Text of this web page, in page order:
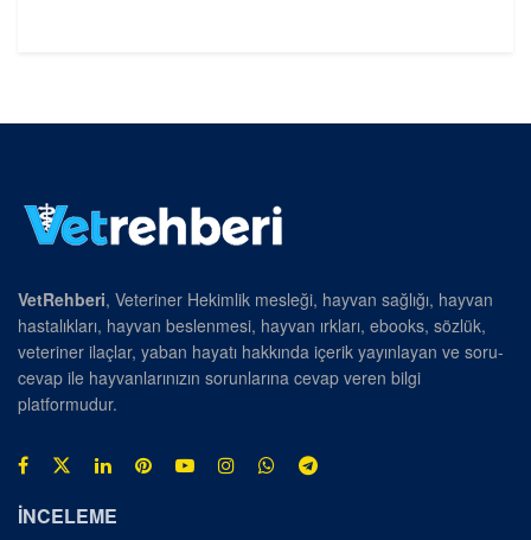
VetRehberi, Veteriner Hekimlik mesleği, hayvan sağlığı, hayvan
hastalıkları, hayvan beslenmesi, hayvan ırkları, ebooks, sözlük,
veteriner ilaçlar, yaban hayatı hakkında içerik yayınlayan ve soru-
cevap ile hayvanlarınızın sorunlarına cevap veren bilgi
platformudur.
İNCELEME